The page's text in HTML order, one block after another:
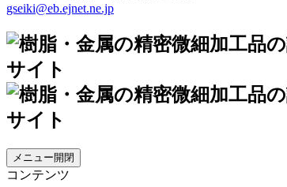
gseiki@eb.ejnet.ne.jp
メニュー開閉
コンテンツ